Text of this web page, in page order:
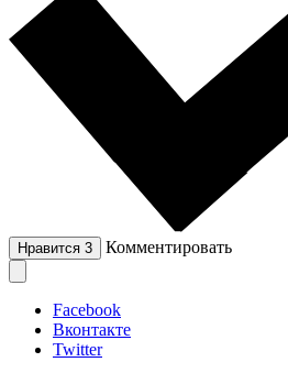
Нравится 3 Комментировать
Facebook
Вконтакте
Twitter